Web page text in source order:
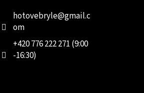
hotovebryle@gmail.c
om
+420 776 222 271 (9:00
-16:30)